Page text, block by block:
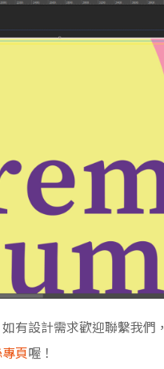
如有設計需求歡迎聯繫我們，
頁喔！